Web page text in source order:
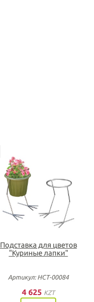
Подставка для цветов
"Куриные лапки"
Артикул: НСТ-00084
4 625 KZT